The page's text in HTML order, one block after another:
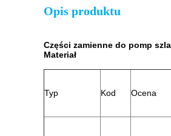
Opis produktu
Części zamienne do pomp
Materiał
Typ Kod Ocena